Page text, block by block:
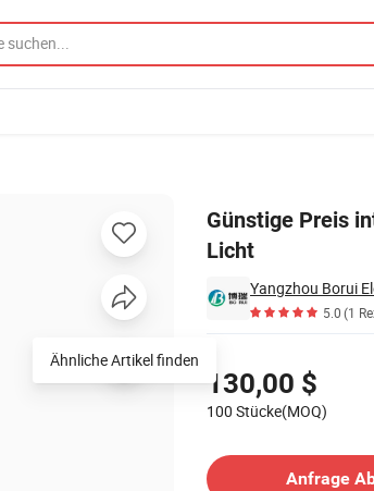
Günstige Preis
Licht
Yangzhou Borui
5.0(1
130,00 $
100 Stücke(MOQ)
Anfrage
Ähnliche Artikel finden